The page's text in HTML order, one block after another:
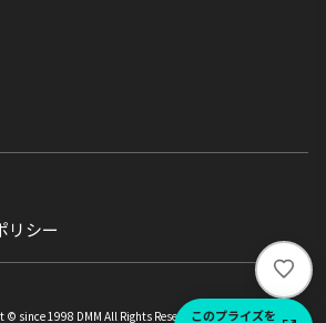
い
い
このプライズを
リシー
© since 1998 DMM All Rights Reserved.